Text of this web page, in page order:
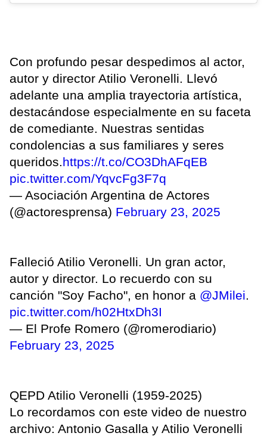
Con profundo pesar despedimos al actor,
autor y director Atilio Veronelli. Llevó
adelante una amplia trayectoria artística,
destacándose especialmente en su faceta
de comediante. Nuestras sentidas
condolencias a sus familiares y seres
queridos. https://t.co/CO3DhAFqEB
pic.twitter.com/YqvcFg3F7q
— Asociación Argentina de Actores
(@actoresprensa) February 23, 2025
Falleció Atilio Veronelli. Un gran actor,
autor y director. Lo recuerdo con su
canción "Soy Facho", en honor a @JMilei
pic.twitter.com/h02HtxDh3I
— El Profe Romero (@romerodiario)
February 23, 2025
QEPD Atilio Veronelli (1959-2025)
Lo recordamos con este video de nuestro
archivo: Antonio Gasalla y Atilio Veronelli